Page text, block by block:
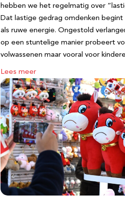
hebben we het regelmatig over
Dat lastige gedrag omdenken begint
als ruwe energie. Ongestold
op een stuntelige manier probeert
volwassenen maar vooral voor
Lees meer